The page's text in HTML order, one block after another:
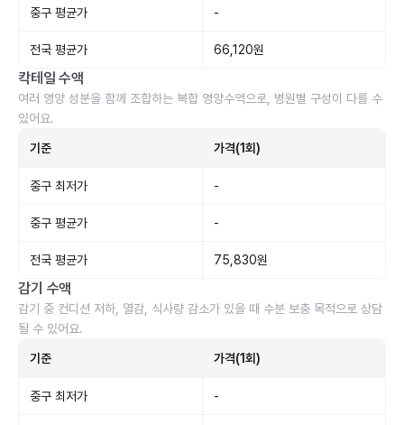
중구 평균가 -
전국 평균가 66,120원
칵테일 수액
여러 영양 성분을 함께 조합하는 복합 영양수액으로, 병원별 구성이 다를 수
있어요.
기준 가격(1회)
중구 최저가 -
중구 평균가 -
전국 평균가 75,830원
감기 수액
감기 중 컨디션 저하, 열감, 식사량 감소가 있을 때 수분 보충 목적으로 상담
될 수 있어요.
기준 가격(1회)
중구 최저가 -